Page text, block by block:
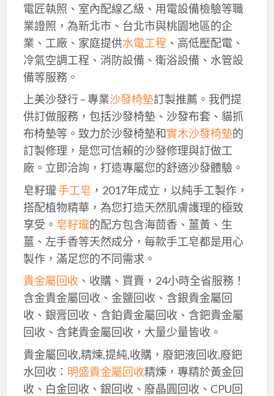
電匠執照、室內配線乙級、用電設備檢驗等職
業證照，為新北市、台北市與桃園地區的企
業、工廠、家庭提供水電工程 、高低壓配電、
冷氣空調工程、消防設備、衛浴設備、水管設
備等服務。
上美沙發行 – 專業沙發椅墊訂製推薦。我們提
供訂做服務，包括沙發椅墊、沙發布套、貓抓
布椅墊等。致力於沙發椅墊和實木沙發椅墊的
訂製修理，是您可信賴的沙發修理與訂做工
廠。立即洽詢，打造專屬您的舒適沙發體驗。
皂籽瓏手工皂 ，2017年成立，以純手工製作，
搭配植物精華，為您打造天然肌膚護理的極致
享受。 皂籽瓏的配方包含海茴香、薑黃、生
薑、左手香等天然成分，每款手工皂都是用心
製作，滿足您的不同需求。
貴金屬回收、收購、買賣，24小時全省服務！
含金貴金屬回收、金鹽回收、含銀貴金屬回
收、銀膏回收、含鉑貴金屬回收、含鈀貴金屬
回收、含銠貴金屬回收，大量少量皆收。
貴金屬回收,精煉,提純,收購，廢鈀液回收,廢鈀
水回收： 明盛貴金屬回收精煉，專精於黃金回
收、白金回收、銀回收、廢晶圓回收、CPU回